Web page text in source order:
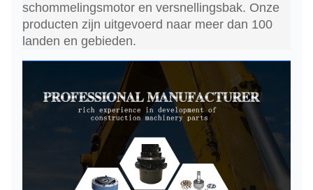
schommelingsmotor en versnellingsbak. Onze
producten zijn uitgevoerd naar meer dan 100
landen en gebieden.